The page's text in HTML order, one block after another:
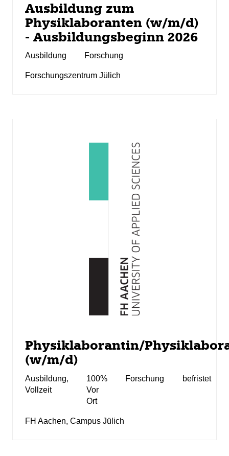
Ausbildung zum
Physiklaboranten (w/m/d)
- Ausbildungsbeginn 2026
Ausbildung Forschung
Forschungszentrum Jülich
Physiklaborantin/
(w/m/d)
Ausbildung,
Vollzeit
100%
Vor
Ort
Forschung befristet
FH Aachen, Campus Jülich